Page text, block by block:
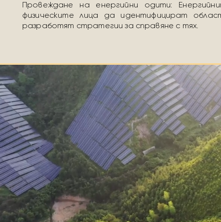
Провеждане на енергийни одити:
физическите лица да идентифицират
разработят стратегии за справяне с тях.